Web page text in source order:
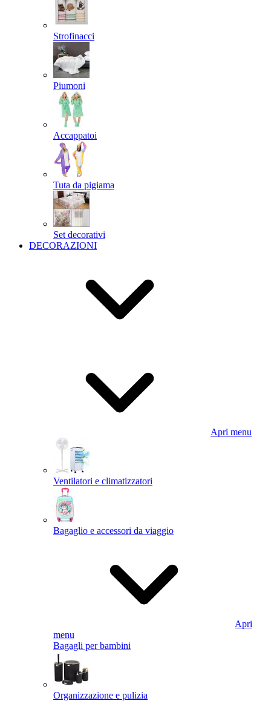
Strofinacci
Piumoni
Accappatoi
Tuta da pigiama
Set decorativi
DECORAZIONI
Apri menu
Ventilatori e climatizzatori
Bagaglio e accessori da viaggio
Apri
menu
Bagagli per bambini
Organizzazione e pulizia